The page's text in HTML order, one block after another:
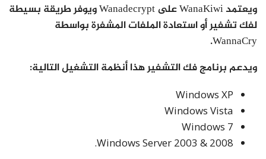
ويعتمد WanaKiwi على Wanadecrypt ويوفر طريقة بسيطة
لفك تشفير أو استعادة الملفات المشفرة بواسطة
WannaCry.
ويدعم برنامج فك التشفير هذا أنظمة التشغيل التالية:
Windows XP
Windows Vista
Windows 7
Windows Server 2003 & 2008.